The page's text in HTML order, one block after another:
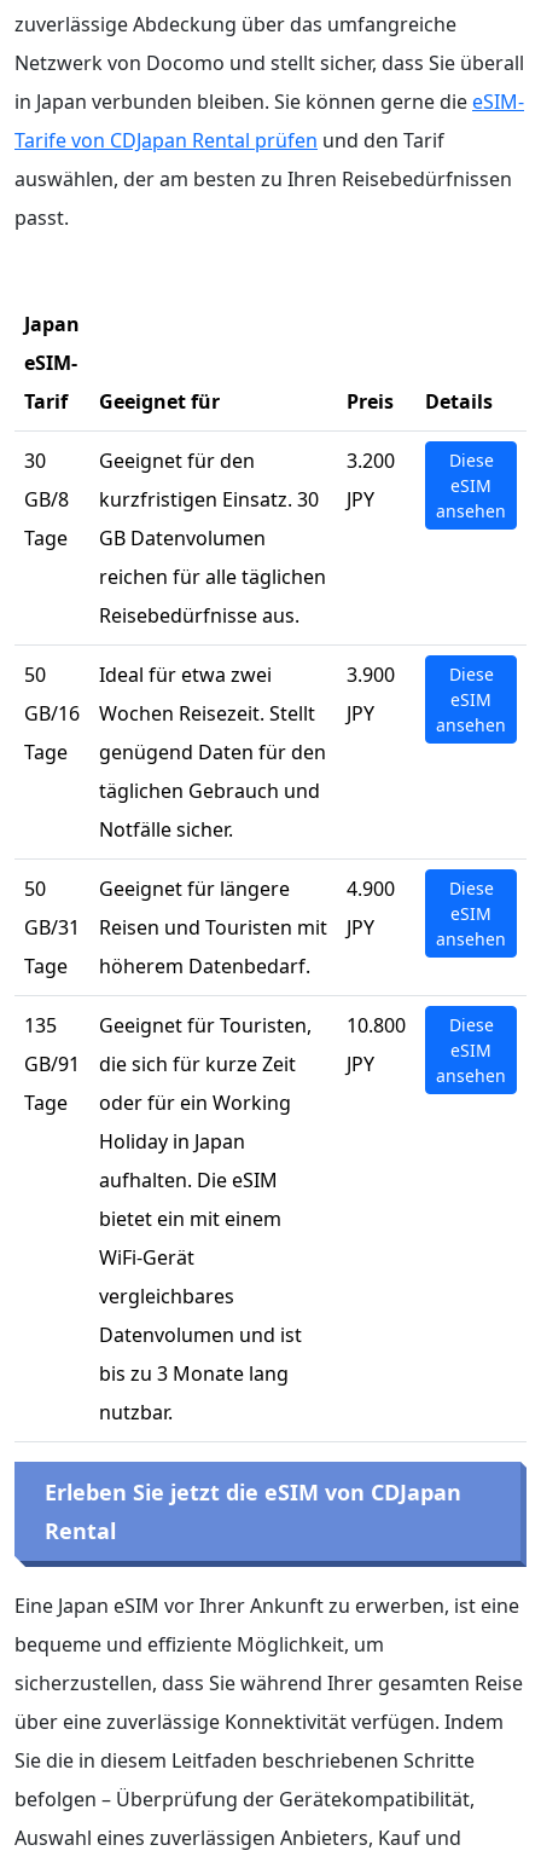
zuverlässige Abdeckung über das umfangreiche
Netzwerk von Docomo und stellt sicher, dass Sie überall
in Japan verbunden bleiben. Sie können gerne dieeSIM-
Tarife von CDJapan Rental prüfen und den Tarif
auswählen, der am besten zu Ihren Reisebedürfnissen
passt.
Japan
eSIM-
Tarif
Geeignet für Preis Details
30
GB/8
Tage
Geeignet für den
kurzfristigen Einsatz. 30
GB Datenvolumen
reichen für alle täglichen
Reisebedürfnisse aus.
3.200
JPY
Diese
eSIM
ansehen
50
GB/16
Tage
Ideal für etwa zwei
Wochen Reisezeit. Stellt
genügend Daten für den
täglichen Gebrauch und
Notfälle sicher.
3.900
JPY
Diese
eSIM
ansehen
50
GB/31
Tage
Geeignet für längere
Reisen und Touristen mit
höherem Datenbedarf.
4.900
JPY
Diese
eSIM
ansehen
135
GB/91
Tage
Geeignet für Touristen,
die sich für kurze Zeit
oder für ein Working
Holiday in Japan
aufhalten. Die eSIM
bietet ein mit einem
WiFi-Gerät
vergleichbares
Datenvolumen und ist
bis zu 3 Monate lang
nutzbar.
10.800
JPY
Diese
eSIM
ansehen
Erleben Sie jetzt die eSIM von CDJapan
Rental
Eine Japan eSIM vor Ihrer Ankunft zu erwerben, ist eine
bequeme und effiziente Möglichkeit, um
sicherzustellen, dass Sie während Ihrer gesamten Reise
über eine zuverlässige Konnektivität verfügen. Indem
Sie die in diesem Leitfaden beschriebenen Schritte
befolgen – Überprüfung der Gerätekompatibilität,
Auswahl eines zuverlässigen Anbieters, Kauf und